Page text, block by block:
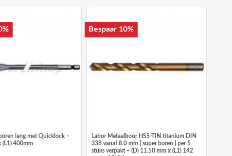
lang met Quicklock –
(L1) 400mm
Bespaar 10%
Labor Metaalboor HSS-TIN titanium DIN
338 vanaf 8.0 mm | super boren | per 5
stuks verpakt – (D) 11.50 mm x (L1) 142